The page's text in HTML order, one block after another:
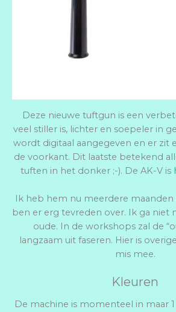
Deze nieuwe tuftgun is een
veel stiller is, lichter en soepeler in
wordt digitaal aangegeven en er zit
de voorkant. Dit laatste betekend
tuften in het donker ;-). De AK-V is
Ik heb hem nu meerdere
ben er erg tevreden over. Ik ga niet
oude. In de workshops zal de
langzaam uit faseren. Hier is
mis mee.
Kleuren
De machine is momenteel in maar